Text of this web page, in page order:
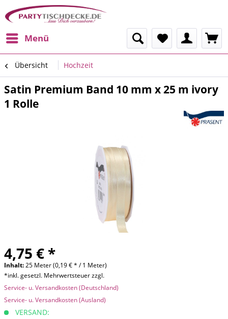
Menü
Übersicht Hochzeit
Satin Premium Band 10 mm x 25 m ivory
1 Rolle
4,75 € *
Inhalt:25 Meter (0,19 € * / 1 Meter)
*inkl. gesetzl. Mehrwertsteuer zzgl.
Service- u. Versandkosten (Deutschland)
Service- u. Versandkosten (Ausland)
VERSAND: